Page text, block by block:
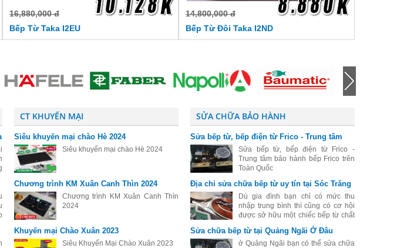
16,880,000 đ
Bếp Từ Taka I2EU
14,800,000 đ
Bếp Từ Đôi Taka I2ND
CT KHUYẾN MẠI
Siêu khuyến mại chào Hè 2024
Siêu khuyến mại chào Hè 2024
Chương trình KM Xuân Canh Thìn 2024
Chương trình KM Xuân Canh Thìn
2024
Khuyến mại Chào Xuân 2023
Siêu Khuyến Mại Chào Xuân 2023
SỬA CHỮA BẢO HÀNH
Sửa bếp từ, bếp điện từ Frico - Trung tâm
bảo hành bếp Frico trên Toàn Quốc
Sửa bếp từ, bếp điện từ Frico -
Trung tâm bảo hành bếp Frico trên
Toàn Quốc
Địa chỉ sửa chữa bếp từ uy tín tại Sóc Trăng
Dù gia đình bạn chỉ có mức thu
nhập trung bình thì cũng có cơ hội
được sở hữu một chiếc bếp từ chất
lượng tốt. Cũng chính vì vậy mà
hiện nay số lượng người dân sống
tại Sóc Trăng lựa chọn bếp từ để để
Sửa chữa bếp từ tại Quảng Ngãi Ở Đâu
ở Quảng Ngãi bạn có thể sửa chữa